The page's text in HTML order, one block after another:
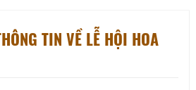
TIN VỀ LỄ HỘI HOA